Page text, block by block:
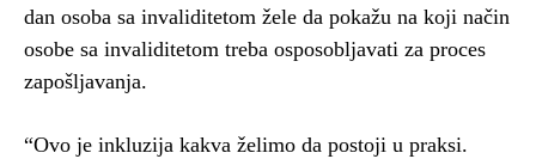
dan osoba sa invaliditetom žele da pokažu na koji način
osobe sa invaliditetom treba osposobljavati za proces
zapošljavanja.
“Ovo je inkluzija kakva želimo da postoji u praksi.